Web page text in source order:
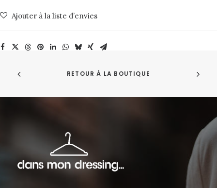
la
Maison
Ajouter à la liste d’envies
RETOUR À LA BOUTIQUE